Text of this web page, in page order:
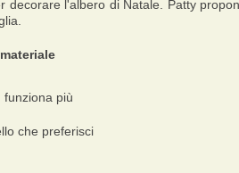
decorare l'albero di Natale. Patty
funziona più
che preferisci